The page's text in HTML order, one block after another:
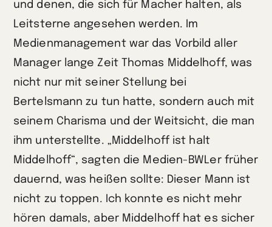
und denen, die sich für Macher halten, als
Leitsterne angesehen werden. Im
Medienmanagement war das Vorbild aller
Manager lange Zeit Thomas Middelhoff, was
nicht nur mit seiner Stellung bei
Bertelsmann zu tun hatte, sondern auch mit
seinem Charisma und der Weitsicht, die man
ihm unterstellte. „Middelhoff ist halt
Middelhoff“, sagten die Medien-BWLer früher
dauernd, was heißen sollte: Dieser Mann ist
nicht zu toppen. Ich konnte es nicht mehr
hören damals, aber Middelhoff hat es sicher